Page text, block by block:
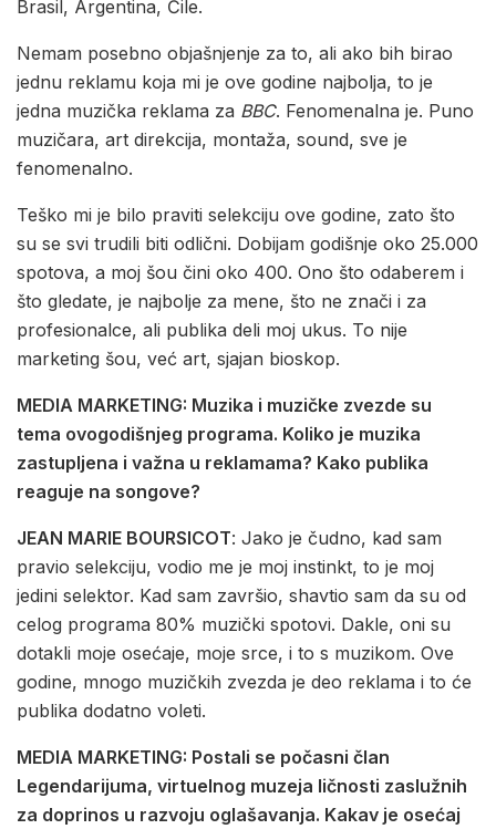
Brasil, Argentina, Čile.
Nemam posebno objašnjenje za to, ali ako bih birao
jednu reklamu koja mi je ove godine najbolja, to je
jedna muzička reklama za BBC. Fenomenalna je. Puno
muzičara, art direkcija, montaža, sound, sve je
fenomenalno.
Teško mi je bilo praviti selekciju ove godine, zato što
su se svi trudili biti odlični. Dobijam godišnje oko 25.000
spotova, a moj šou čini oko 400. Ono što odaberem i
što gledate, je najbolje za mene, što ne znači i za
profesionalce, ali publika deli moj ukus. To nije
marketing šou, već art, sjajan bioskop.
MEDIA MARKETING: Muzika i muzičke zvezde su
tema ovogodišnjeg programa. Koliko je muzika
zastupljena i važna u reklamama? Kako publika
reaguje na songove?
JEAN MARIE BOURSICOT: Jako je čudno, kad sam
pravio selekciju, vodio me je moj instinkt, to je moj
jedini selektor. Kad sam završio, shavtio sam da su od
celog programa 80% muzički spotovi. Dakle, oni su
dotakli moje osećaje, moje srce, i to s muzikom. Ove
godine, mnogo muzičkih zvezda je deo reklama i to će
publika dodatno voleti.
MEDIA MARKETING: Postali se počasni član
Legendarijuma, virtuelnog muzeja ličnosti zaslužnih
za doprinos u razvoju oglašavanja. Kakav je osećaj